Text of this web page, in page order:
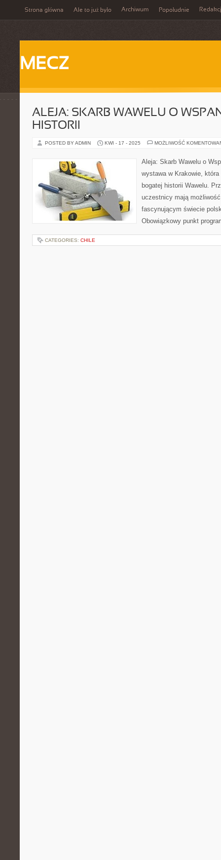
Strona główna Ale to już było Archiwum Popołudnie
MECZ
ALEJA: SKARB WAWELU O
HISTORII
POSTED BY ADMIN KWI - 17 - 2025 MOŻLIWOŚĆ
Aleja: Skarb Wawelu o
wystawa w Krakowie,
bogatej historii Wawelu.
uczestnicy mają
fascynującym świecie
Obowiązkowy punkt
CATEGORIES: CHILE